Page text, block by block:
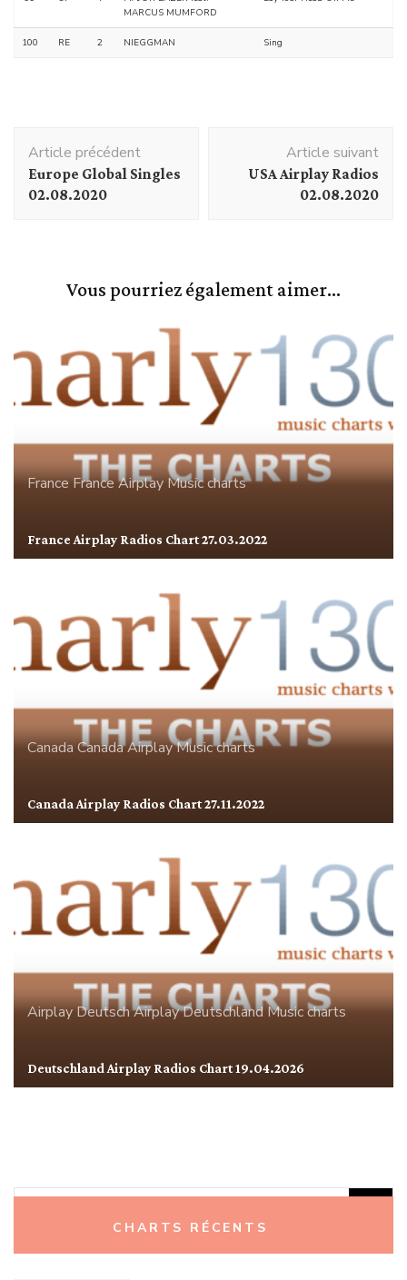
MARCUS MUMFORD
100 RE 2 NIEGGMAN Sing
d'article
Article précédent
Europe Global Singles
02.08.2020
Article suivant
USA Airplay Radios
02.08.2020
Vous pourriez également aimer...
FranceFrance AirplayMusic charts
France Airplay Radios Chart 27.03.2022
CanadaCanada AirplayMusic charts
Canada Airplay Radios Chart 27.11.2022
AirplayDeutsch AirplayDeutschlandMusic charts
Deutschland Airplay Radios Chart 19.04.2026
CHARTS RÉCENTS